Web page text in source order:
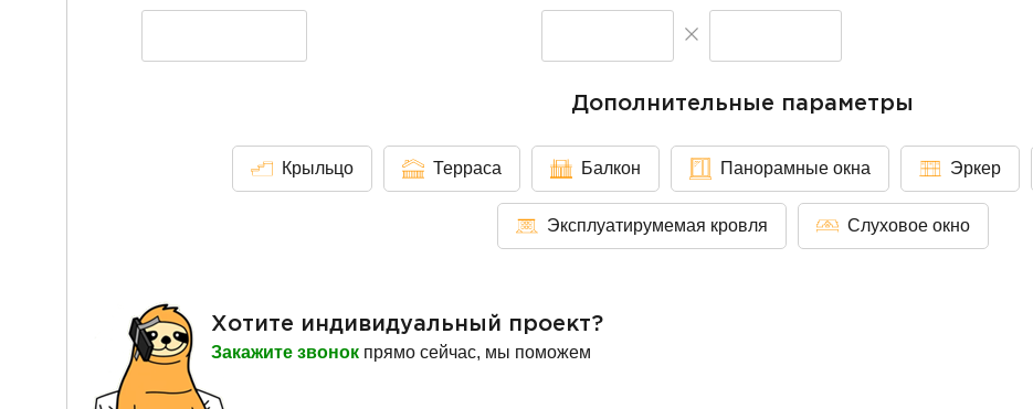
Дополнительные параметры
Крыльцо Терраса Балкон Панорамные окна Эркер
Эксплуатирумемая кровля Слуховое окно
Хотите индивидуальный проект?
Закажите звонок прямо сейчас, мы поможем